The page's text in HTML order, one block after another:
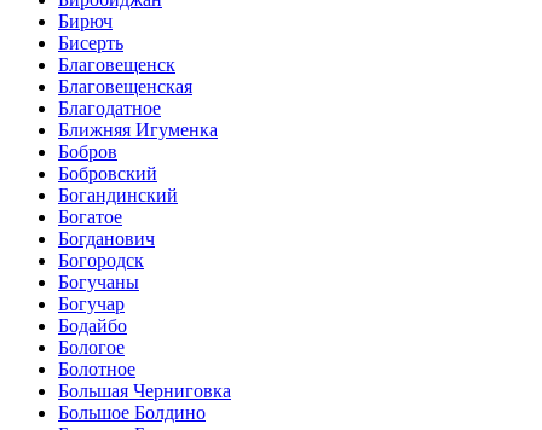
Бирюч
Бисерть
Благовещенск
Благовещенская
Благодатное
Ближняя Игуменка
Бобров
Бобровский
Богандинский
Богатое
Богданович
Богородск
Богучаны
Богучар
Бодайбо
Бологое
Болотное
Большая Черниговка
Большое Болдино